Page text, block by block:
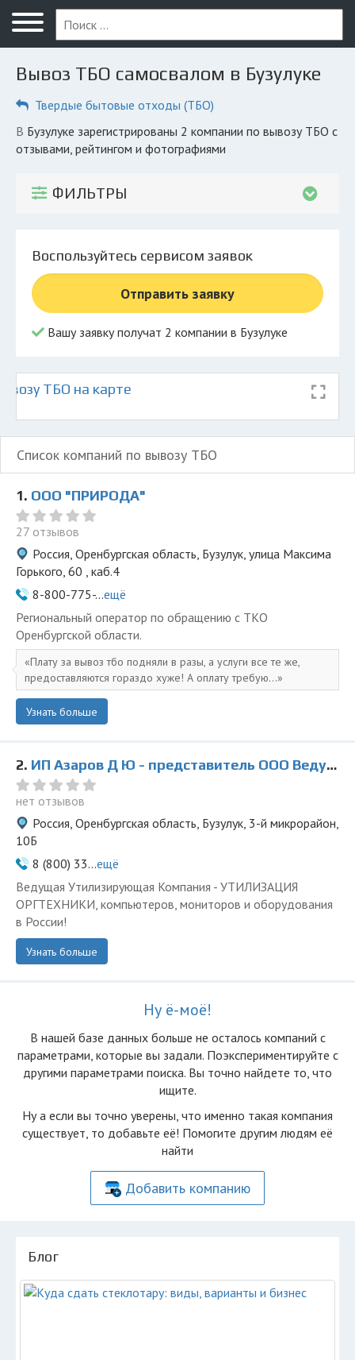
Меню
Главная
Вопрос юристу
Бузулук
Экоблог
Личный кабинет
© 2026 Все права защищены
Вывоз ТБО самосвалом в Бузулуке
Твердые бытовые отходы (ТБО)
в Бузулуке зарегистрированы 2 компании по вывозу ТБО с
отзывами, рейтингом и фотографиями
ФИЛЬТРЫ
Воспользуйтесь сервисом заявок
Отправить заявку
Вашу заявку получат 2 компании в Бузулуке
ТБО на карте
Список компаний по вывозу ТБО
1. ООО "ПРИРОДА"
27 отзывов
Россия, Оренбургская область, Бузулук, улица Максима
Горького, 60 , каб.4
8-800-775-...ещё
Региональный оператор по обращению с ТКО
Оренбургской области.
Плату за вывоз тбо подняли в разы, а услуги все те же,
предоставляются гораздо хуже! А оплату требую...
Узнать больше
2. ИП Азаров Д Ю - представитель ООО Ведущая Утилизирующая Компания
нет отзывов
Россия, Оренбургская область, Бузулук, 3-й микрорайон,
10Б
8 (800) 33...ещё
Ведущая Утилизирующая Компания - УТИЛИЗАЦИЯ
ОРГТЕХНИКИ, компьютеров, мониторов и оборудования
в России!
Узнать больше
Ну ё-моё!
В нашей базе данных больше не осталоcь компаний с
параметрами, которые вы задали. Поэкспериментируйте с
другими параметрами поиска. Вы точно найдете то, что
ищите.
Ну а если вы точно уверены, что именно такая компания
существует, то добавьте её! Помогите другим людям её
найти
Добавить компанию
Блог